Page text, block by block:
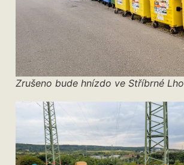
Zrušeno bude hnízdo ve Stříbrné